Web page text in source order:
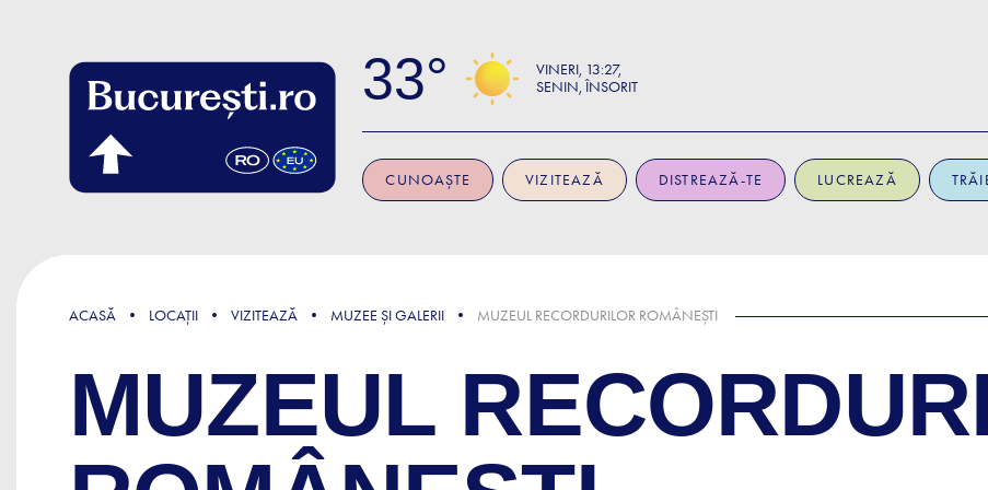
33 VINERI 13:27
SENIN, ÎNSORIT
CUNOAȘTE VIZITEAZĂ DISTREAZĂ-TE LUCREAZĂ
ACASĂ LOCAȚII VIZITEAZĂ MUZEE ȘI GALERII MUZEUL RECORDURILOR ROMÂNEȘTI
MUZEUL